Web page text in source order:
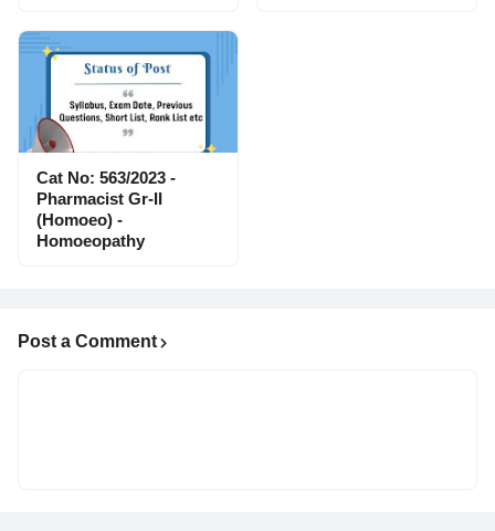
Cat No: 563/2023 -
Pharmacist Gr-II
(Homoeo) -
Homoeopathy
Post a Comment